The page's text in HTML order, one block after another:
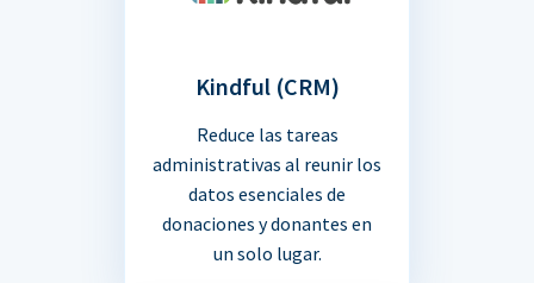
Kindful (CRM)
Reduce las tareas
administrativas al reunir los
datos esenciales de
donaciones y donantes en
un solo lugar.